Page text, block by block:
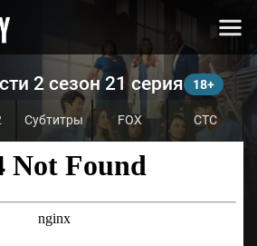
2 сезон 21 серия
Субтитры FOX СТС